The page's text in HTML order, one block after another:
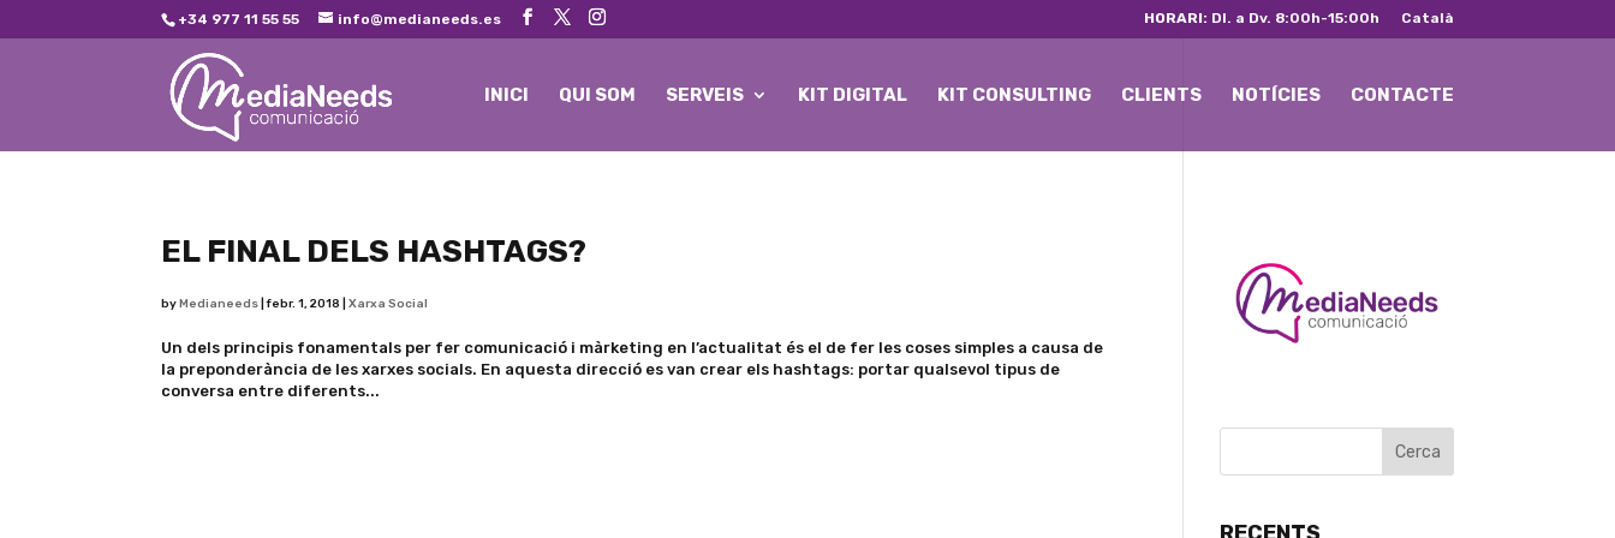
+34 977 11 55 55 info@medianeeds.es HORARI: Dl. a Dv. 8:00h-15:00h Català
INICI QUI SOM SERVEIS KIT DIGITAL KIT CONSULTING CLIENTS NOTÍCIES CONTACTE
EL FINAL DELS HASHTAGS?
byMedianeeds |febr. 1, 2018 |Xarxa Social
Un dels principis fonamentals per fer comunicació i màrketing en l’actualitat és el de fer les coses simples a causa de
la preponderància de les xarxes socials. En aquesta direcció es van crear els hashtags: portar qualsevol tipus de
conversa entre diferents...